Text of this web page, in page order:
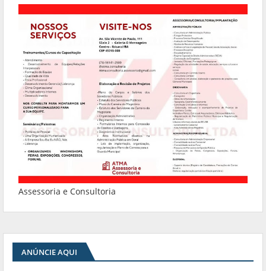
Assessoria e Consultoria
ANÚNCIE AQUI